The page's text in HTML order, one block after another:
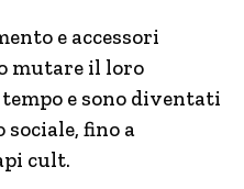
e accessori
mutare il loro
e sono diventati
fino a
cult.